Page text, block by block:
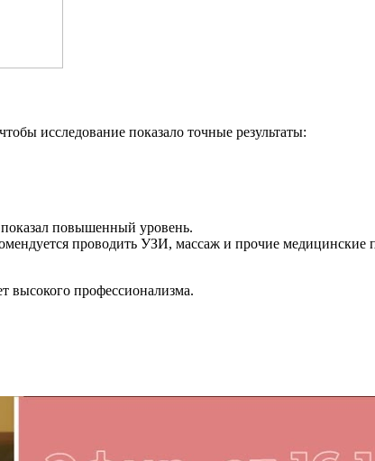
исследование показало точные результаты:
повышенный уровень.
проводить УЗИ, массаж и прочие медицинские
высокого профессионализма.